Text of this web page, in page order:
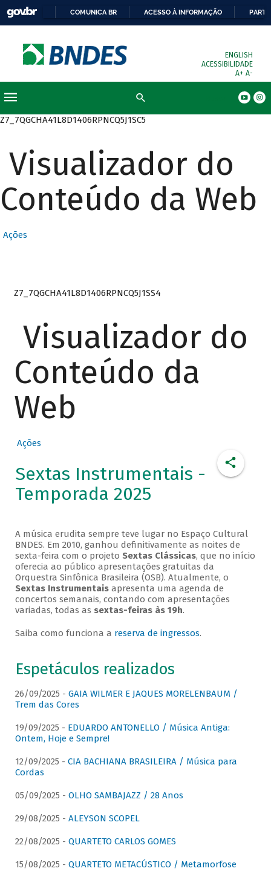
COMUNICA BR ACESSO À INFORMAÇÃO
ENGLISH
ACESSIBILIDADE
A+ A-
Z7_7QGCHA41L8D1406RPNCQ5J1SC5
Visualizador do
Conteúdo da Web
Ações
Z7_7QGCHA41L8D1406RPNCQ5J1SS4
Visualizador do
Conteúdo da
Web
Ações
Sextas Instrumentais -
Temporada 2025
A música erudita sempre teve lugar no Espaço Cultural
BNDES. Em 2010, ganhou definitivamente as noites de
sexta-feira com o projeto Sextas Clássicas, que no início
oferecia ao público apresentações gratuitas da
Orquestra Sinfônica Brasileira (OSB). Atualmente, o
Sextas Instrumentaisapresenta uma agenda de
concertos semanais, contando com apresentações
variadas, todas as sextas-feiras às 19h.
Saiba como funciona a reserva de ingressos.
Espetáculos realizados
26/09/2025 - GAIA WILMER E JAQUES MORELENBAUM /
Trem das Cores
19/09/2025 - EDUARDO ANTONELLO / Música Antiga:
Ontem, Hoje e Sempre!
12/09/2025 - CIA BACHIANA BRASILEIRA / Música para
Cordas
05/09/2025 - OLHO SAMBAJAZZ / 28 Anos
29/08/2025 - ALEYSON SCOPEL
22/08/2025 - QUARTETO CARLOS GOMES
15/08/2025 - QUARTETO METACÚSTICO / Metamorfose